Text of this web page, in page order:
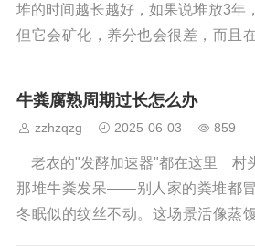
续稳产、增产还是很重要的。只有“
现农业的长治久安。&n
堆的时间越长越好，如果说堆放3年
但它会矿化，养分也会很差，而且
候，温度达到65度的高温，维持5-7
肥一般在什么时候施用？有机肥见
植之前施一次底施，后期追施效果
显。而对于种植大棚的人来说，有
毒闷棚前施用：（1）未完全腐熟的
牛粪腐熟周期过长怎么办
zzhzqzg 2025-06-03 859
老农的"发酵加速器"都在这里 村
那堆牛粪发呆——别人家的粪堆都
冬眠似的纹丝不动。这场景活像蒸